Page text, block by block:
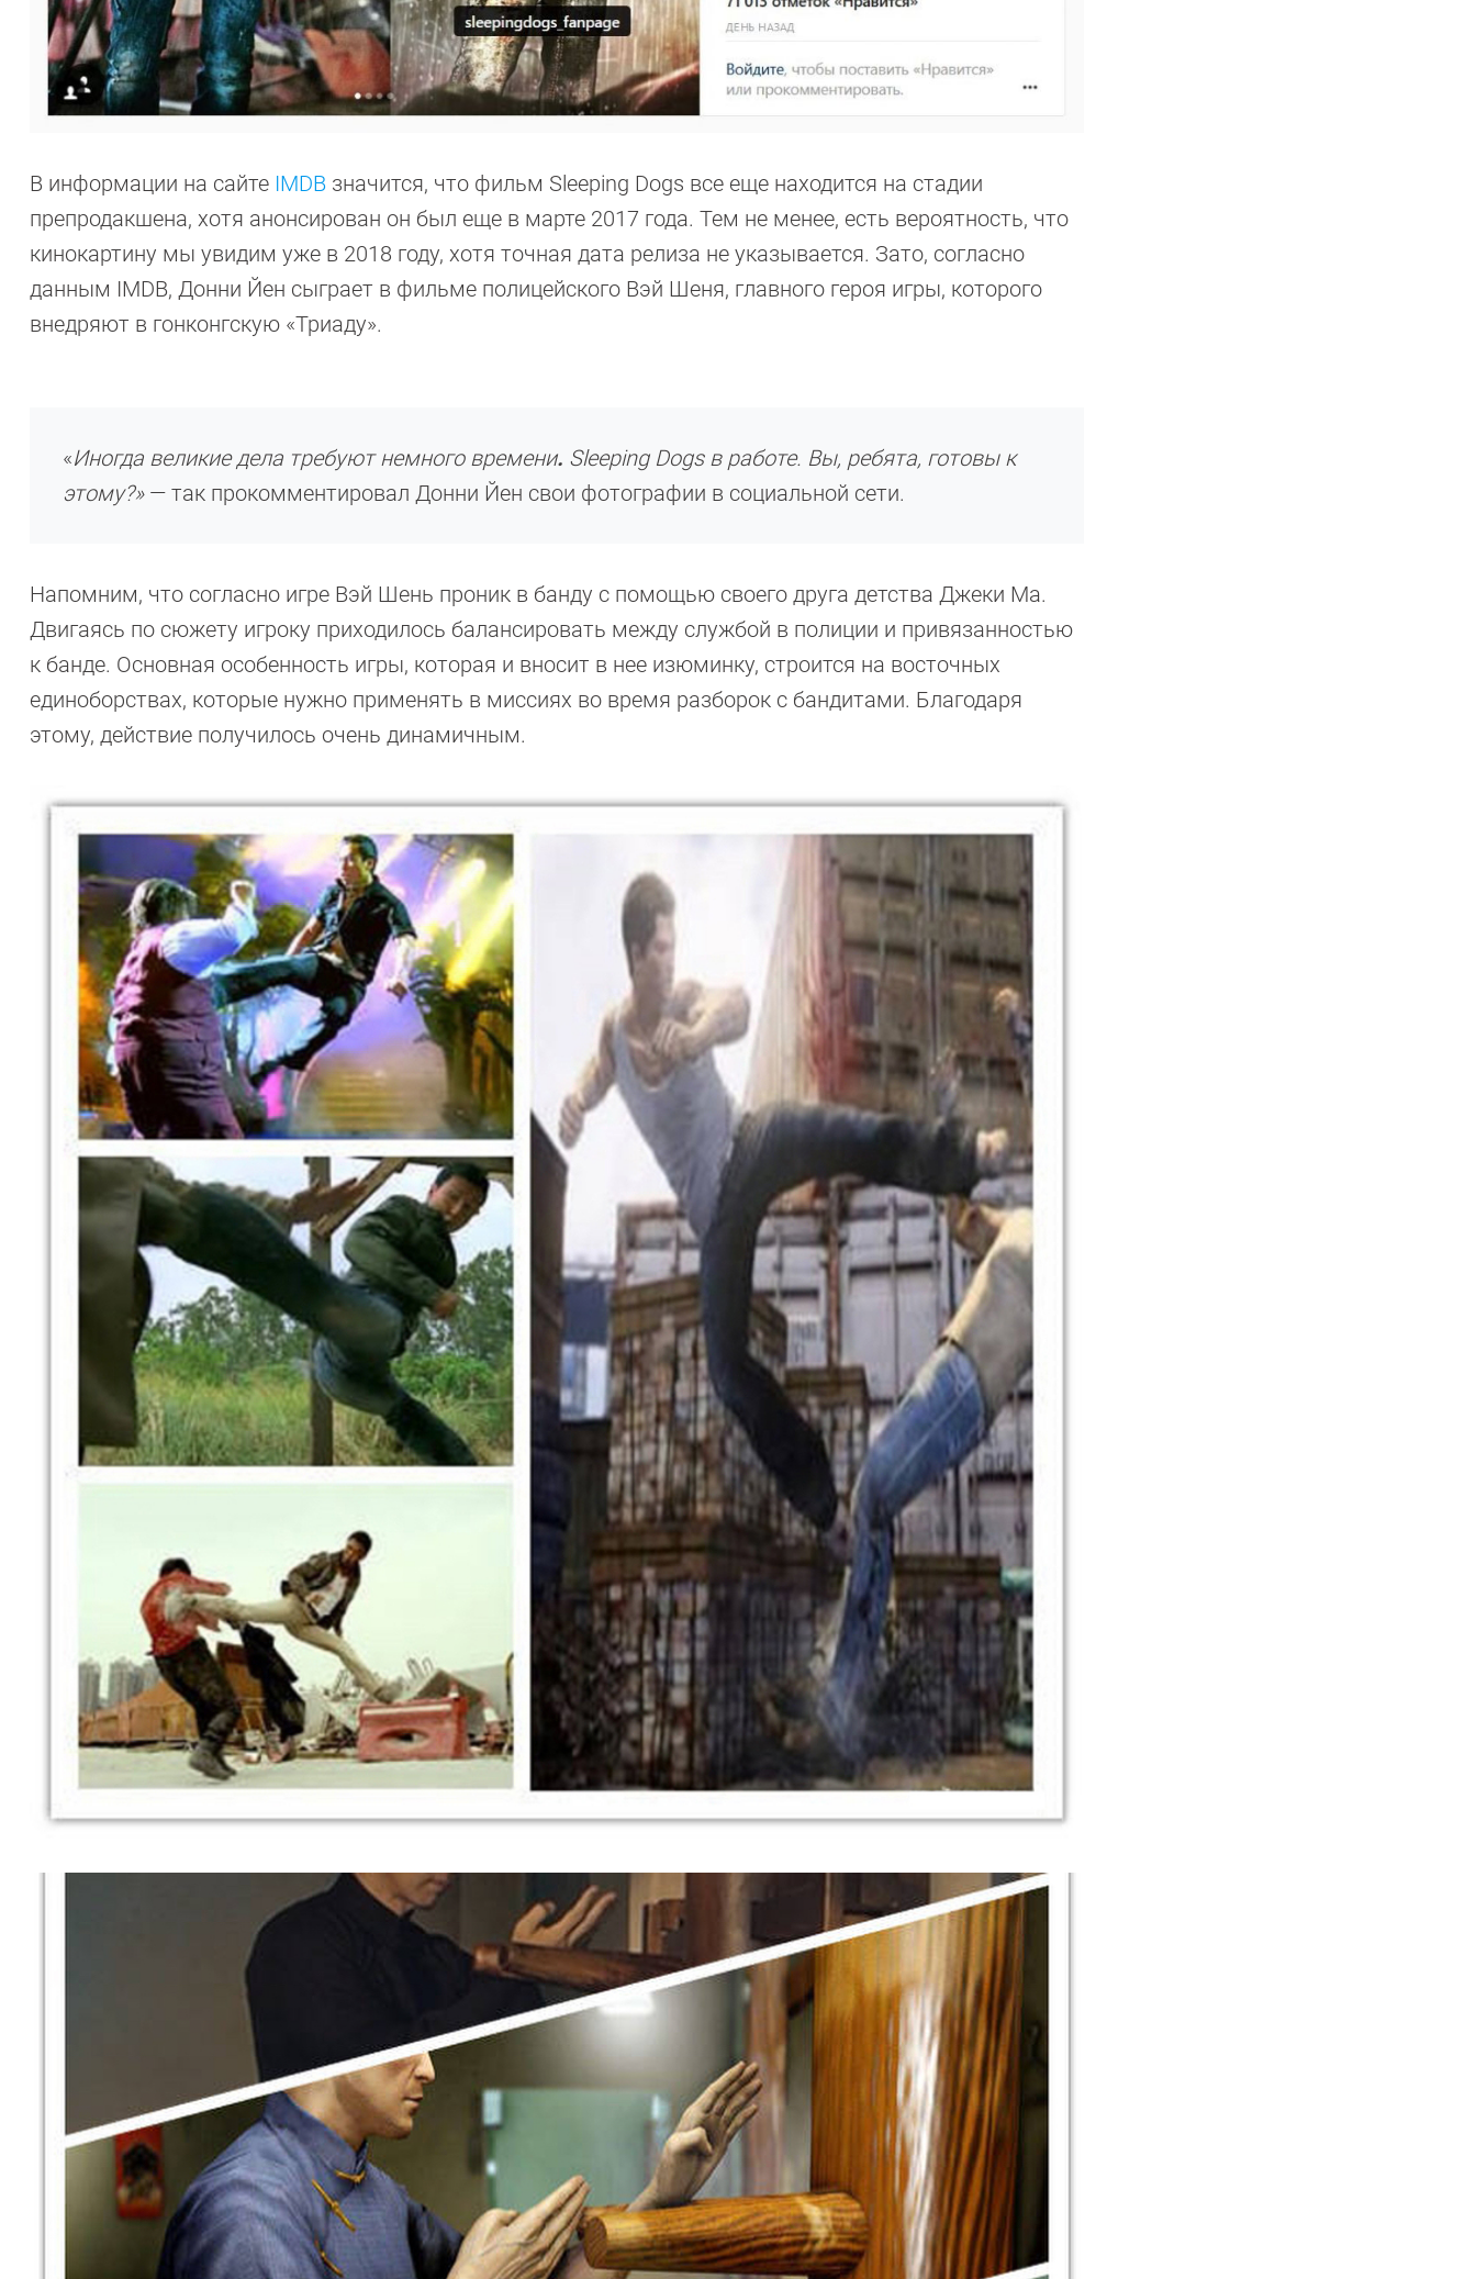
В информации на сайте IMDB значится, что фильм Sleeping Dogs все еще находится на стадии
препродакшена, хотя анонсирован он был еще в марте 2017 года. Тем не менее, есть вероятность, что
кинокартину мы увидим уже в 2018 году, хотя точная дата релиза не указывается. Зато, согласно
данным IMDB, Донни Йен сыграет в фильме полицейского Вэй Шеня, главного героя игры, которого
внедряют в гонконгскую «Триаду».
«Иногда великие дела требуют немного времени. Sleeping Dogsв работе. Вы, ребята, готовы к
этому?»— так прокомментировал Донни Йен свои фотографии в социальной сети.
Напомним, что согласно игре Вэй Шень проник в банду с помощью своего друга детства Джеки Ма.
Двигаясь по сюжету игроку приходилось балансировать между службой в полиции и привязанностью
к банде. Основная особенность игры, которая и вносит в нее изюминку, строится на восточных
единоборствах, которые нужно применять в миссиях во время разборок с бандитами. Благодаря
этому, действие получилось очень динамичным.